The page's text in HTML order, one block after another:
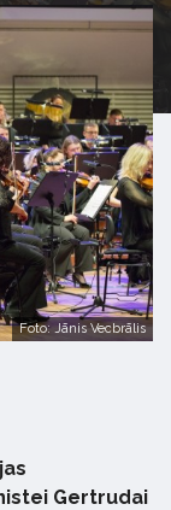
Foto: Jānis Vecbrālis
Gertrudai